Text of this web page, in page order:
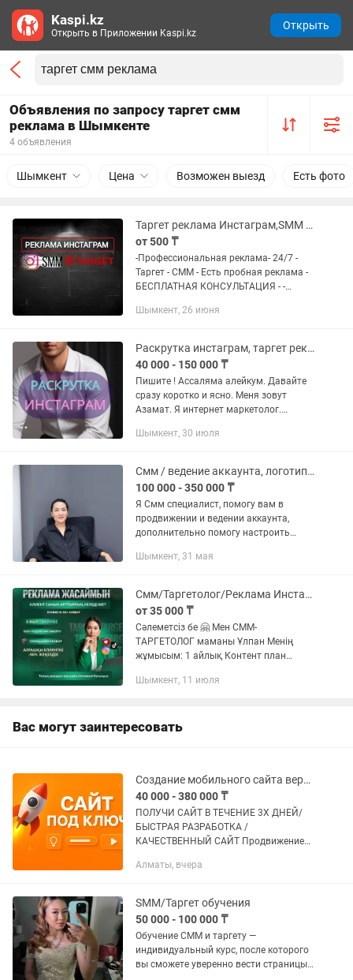
Объявления по запросу таргет смм
реклама в Шымкенте
4 объявления
Шымкент Цена Возможен выезд Есть фото
Таргет реклама Инстаграм,SMM Таргетированная реклама
от 500 ₸
-Профессиональная реклама- 24/7 -
Таргет - СММ - Есть пробная реклама -
БЕСПЛАТНАЯ КОНСУЛЬТАЦИЯ - -
Дешево! Таргетированная реклама по
Шымкент, 26 июня
Раскрутка инстаграм, таргет реклама, смм, таргетолог, сайт, дизайн
40 000 - 150 000 ₸
Пишите ! Ассаляма алейкум. Давайте
сразу коротко и ясно. Меня зовут
Азамат. Я интернет маркетолог.
результат - честно и качественно -
Шымкент, 30 июля
Смм / ведение аккаунта, логотип, фирменный профиль, баннер
100 000 - 350 000 ₸
Я Смм специалист, помогу вам в
продвижении и ведении аккаунта,
дополнительно помогу настроить
аккаунта.
Шымкент, 31 мая
Смм/Таргетолог/Реклама Инстаграме и ТикТок
от 35 000 ₸
Сәлеметсіз бе 🤗 Мен СММ-
ТАРГЕТОЛОГ маманы Ұлпан Менің
жұмысым: 1 айлық Контент план
логатип,пост,рилс,сторис,сайт.
Шымкент, 11 июля
Вас могут заинтересовать
Создание мобильного сайта верстка на тильда figma Google YANDEX
40 000 - 380 000 ₸
ПОЛУЧИ САЙТ В ТЕЧЕНИЕ 3Х ДНЕЙ/
БЫСТРАЯ РАЗРАБОТКА /
КАЧЕСТВЕННЫЙ САЙТ Продвижение
Настройка адаптация Получи полный
Алматы, вчера
SMM/Таргет обучения
50 000 - 100 000 ₸
Обучение СММ и таргету —
индивидуальный курс, после которого
вы сможете уверенно вести страницы
Kaspi.kz
Открыть в Приложении Kaspi.kz
Открыть